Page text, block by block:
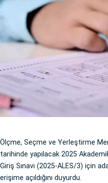
Ölçme, Seçme ve Yerleştirme
tarihinde yapılacak 2025
Giriş Sınavı (2025-ALES/3) için
erişime açıldığını duyurdu.